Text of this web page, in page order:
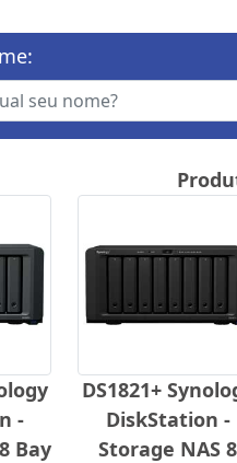
-
Bay
DS1821+
DiskStation -
Storage NAS 8